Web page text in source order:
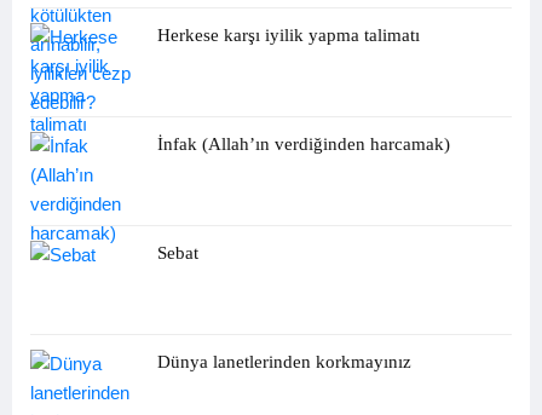
Herkese karşı iyilik yapma talimatı
İnfak (Allah’ın verdiğinden harcamak)
Sebat
Dünya lanetlerinden korkmayınız